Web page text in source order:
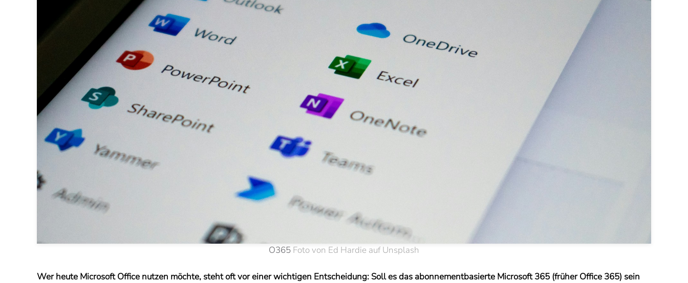
O365 Foto von Ed Hardie auf Unsplash
Wer heute Microsoft Office nutzen möchte, steht oft vor einer wichtigen Entscheidung: Soll es das abonnementbasierte Microsoft 365 (früher Office 365) sein